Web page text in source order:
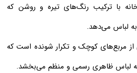
با ترکیب رنگ‌های تیره و روشن که
لباس می‌دهد.
مربع‌های کوچک و تکرار شونده است که
لباس ظاهری رسمی و منظم می‌بخشد.